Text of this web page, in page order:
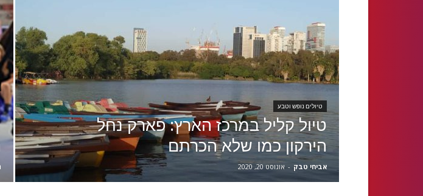
טיולים נופש וטבע
טיול קליל במרכז הארץ: פארק נחל
הירקון כמו שלא הכרתם
אביחי טבק - אוגוסט 20, 2020